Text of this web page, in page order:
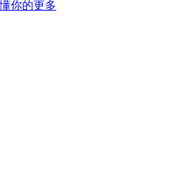
你的更多